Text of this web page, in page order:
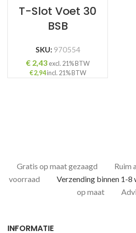
T-Slot Voet 30
BSB
SKU: 970554
€2,43 excl. 21% BTW
€2,94incl. 21% BTW
Gratis op maat gezaagd Ruim
voorraad
Verzending binnen 1-8
op maat
INFORMATIE